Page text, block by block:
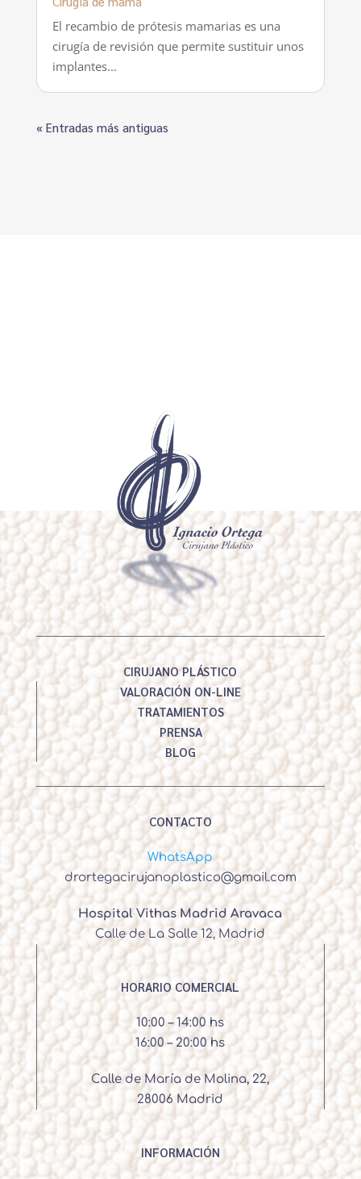
El recambio de prótesis mamarias es una
cirugía de revisión que permite sustituir unos
implantes...
« Entradas más antiguas
CIRUJANO PLÁSTICO
VALORACIÓN ON-LINE
TRATAMIENTOS
PRENSA
BLOG
CONTACTO
WhatsApp
drortegacirujanoplastico@gmail.com
Hospital Vithas Madrid Aravaca
Calle de La Salle 12, Madrid
HORARIO COMERCIAL
10:00 – 14:00 hs
16:00 – 20:00 hs
Calle de María de Molina, 22,
28006 Madrid
INFORMACIÓN